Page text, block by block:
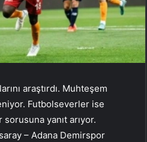
araştırdı. Muhteşem
Futbolseverler ise
yanıt arıyor.
– Adana Demirspor